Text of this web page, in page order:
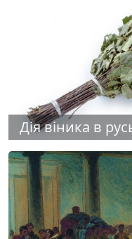
Дія віника в